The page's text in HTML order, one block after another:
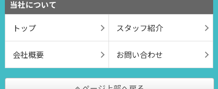
当社について
トップ
スタッフ紹介
会社概要 お問い合わせ